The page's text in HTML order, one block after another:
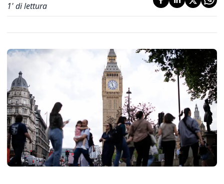
1' di lettura